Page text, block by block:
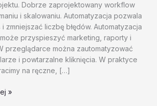
Dobrze zaprojektowany workflow
i skalowaniu. Automatyzacja pozwala
zmniejszać liczbę błędów. Automatyzacja
przyspieszyć marketing, raporty i
przeglądarce można zautomatyzować
i powtarzalne kliknięcia. W praktyce
na ręczne, […]
»